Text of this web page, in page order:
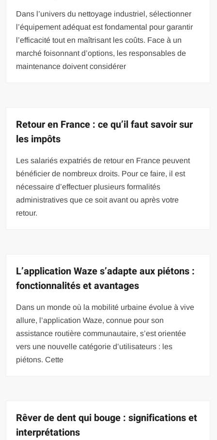
Dans l’univers du nettoyage industriel, sélectionner
l’équipement adéquat est fondamental pour garantir
l’efficacité tout en maîtrisant les coûts. Face à un
marché foisonnant d’options, les responsables de
maintenance doivent considérer
Retour en France : ce qu’il faut savoir sur
les impôts
Les salariés expatriés de retour en France peuvent
bénéficier de nombreux droits. Pour ce faire, il est
nécessaire d’effectuer plusieurs formalités
administratives que ce soit avant ou après votre
retour.
L’application Waze s’adapte aux piétons :
fonctionnalités et avantages
Dans un monde où la mobilité urbaine évolue à vive
allure, l’application Waze, connue pour son
assistance routière communautaire, s’est orientée
vers une nouvelle catégorie d’utilisateurs : les
piétons. Cette
Rêver de dent qui bouge : significations et
interprétations